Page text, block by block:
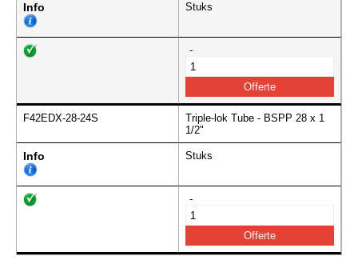
Info Stuks
-
F42EDX-28-24S
Triple-lok Tube - BSPP 28 x 1
1/2"
Info Stuks
-